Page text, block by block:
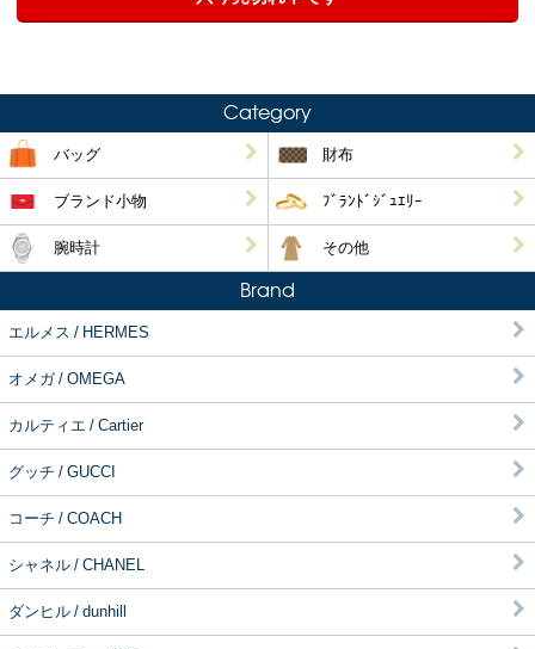
Category
バッグ 財布
ブランド小物 ﾌﾞﾗﾝﾄﾞｼﾞｭｴﾘｰ
腕時計 その他
Brand
エルメス / HERMES
オメガ / OMEGA
カルティエ / Cartier
グッチ / GUCCI
コーチ / COACH
シャネル / CHANEL
ダンヒル / dunhill